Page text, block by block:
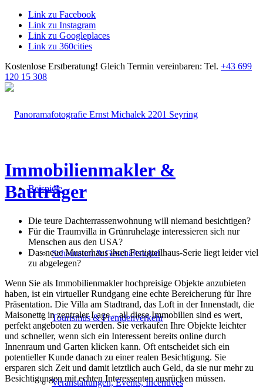
Link zu Facebook
Link zu Instagram
Link zu Googleplaces
Link zu 360cities
Kostenlose Erstberatung! Gleich Termin vereinbaren: Tel. +43 699
120 15 308
Beispiele
Schauraum & Geschäftslokal
Tourismus & Fremdenverkehr
Veranstaltungen, Events, Incentives
Immobilienmakler &
Bauträger
Die teure Dachterrassenwohnung will niemand besichtigen?
Für die Traumvilla in Grünruhelage interessieren sich nur
Menschen aus den USA?
Das neue Musterhaus ihrer Fertigteilhaus-Serie liegt leider viel
zu abgelegen?
Wenn Sie als Immobilienmakler hochpreisige Objekte anzubieten
haben, ist ein virtueller Rundgang eine echte Bereicherung für Ihre
Präsentation. Die Villa am Stadtrand, das Loft in der Innenstadt, die
Maisonette in zentraler Lage – all diese Immobilien sind es wert,
perfekt angeboten zu werden. Sie verkaufen Ihre Objekte leichter
und schneller, wenn sich ein Interessent bereits online durch
Innenraum und Garten klicken kann. Oft entscheidet sich ein
potentieller Kunde danach zu einer realen Besichtigung. Sie
ersparen sich Zeit und damit letztlich auch Geld, da sie nur mehr zu
Besichtigungen mit echten Interessenten ausrücken müssen.